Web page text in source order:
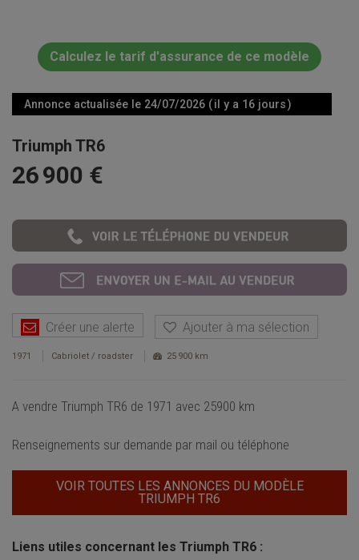
Calculez le tarif d'assurance de ce modèle
Annonce actualisée le 24/07/2026 ( il y a 16 jours )
Triumph TR6
26 900 €
Créer une alerte Ajouter à ma sélection
1971 Cabriolet / roadster 25 900 km
A vendre Triumph TR6 de 1971 avec 25900 km
Renseignements sur demande par mail ou téléphone
VOIR TOUTES LES ANNONCES DU MODÈLE
TRIUMPH TR6
Liens utiles concernant les Triumph TR6 :